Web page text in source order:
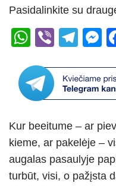
Pasidalinkite su
W
at
s
p
p
Vi
er
T
e
gr
m
e
g
Kur beeitume – ar
kieme, ar pakelėje –
augalas pasaulyje
turbūt, visi, o pažįsta